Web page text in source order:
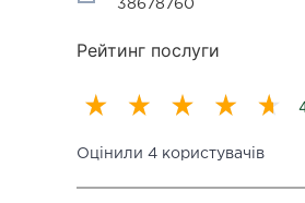
38678760
Рейтинг послуги
Оцінили 4 користувачів